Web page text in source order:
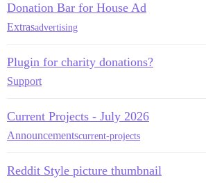
Donation Bar for House Ad
Extrasadvertising
Plugin for charity donations?
Support
Current Projects - July 2026
Announcementscurrent-projects
Reddit Style picture thumbnail